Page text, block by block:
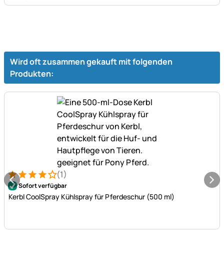
Wird oft zusammen gekauft mit folgenden
Produkten:
Bewertung: 4 von 5 (1 Bewertungen)
1 Bewertung(1)
Sofort verfügbar
Kerbl CoolSpray Kühlspray für Pferdeschur (500 ml)